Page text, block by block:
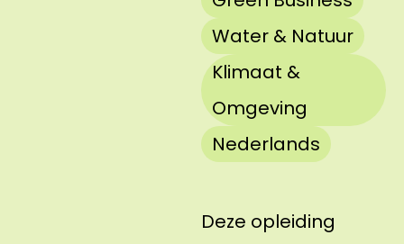
Water & Natuur
Klimaat &
Omgeving
Nederlands
Deze opleiding